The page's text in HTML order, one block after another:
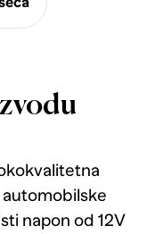
automobilske
napon od 12V